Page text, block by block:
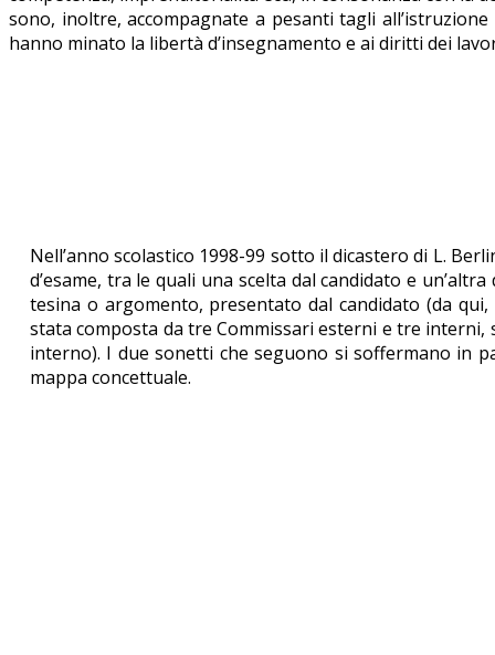
sono, inoltre, accompagnate a pesanti tagli
hanno minato la libertà d’insegnamento e ai diritti dei
Nell’anno scolastico 1998-99 sotto il dicastero di L.
d’esame, tra le quali una scelta dal candidato e
tesina o argomento, presentato dal candidato (da
stata composta da tre Commissari esterni e tre
interno). I due sonetti che seguono si soffermano in
mappa concettuale.